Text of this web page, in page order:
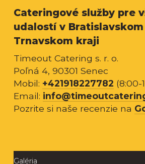
Cateringové služby pre
udalostí v Bratislavskom
Trnavskom kraji
Timeout Catering s. r. o.
Poľná 4, 90301 Senec
Mobil: +421918227782 (8:00-
Email:
Pozrite si naše recenzie na
Galéria